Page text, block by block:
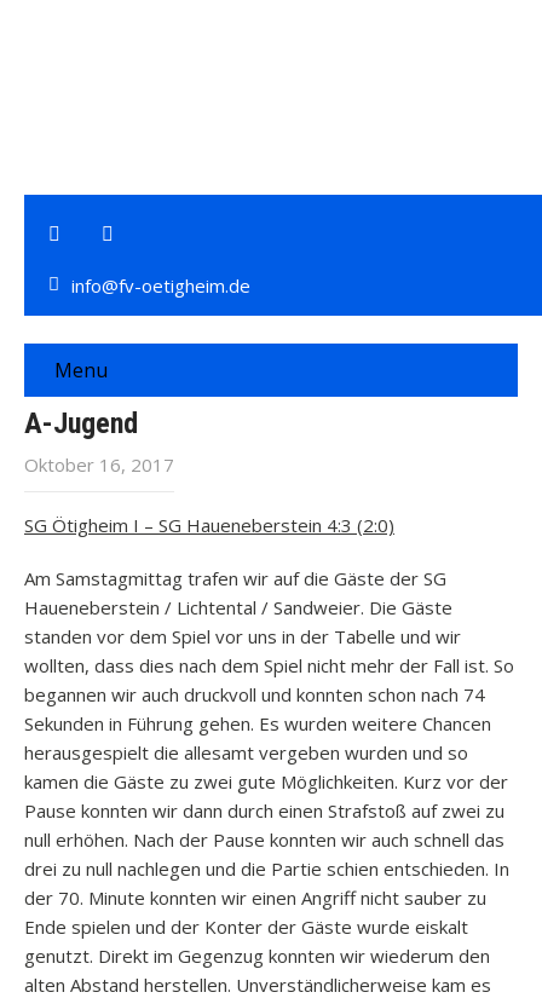
info@fv-oetigheim.de
Menu
A-Jugend
Oktober 16, 2017
SG Ötigheim I – SG Haueneberstein 4:3 (2:0)
Am Samstagmittag trafen wir auf die Gäste der SG
Haueneberstein / Lichtental / Sandweier. Die Gäste
standen vor dem Spiel vor uns in der Tabelle und wir
wollten, dass dies nach dem Spiel nicht mehr der Fall ist. So
begannen wir auch druckvoll und konnten schon nach 74
Sekunden in Führung gehen. Es wurden weitere Chancen
herausgespielt die allesamt vergeben wurden und so
kamen die Gäste zu zwei gute Möglichkeiten. Kurz vor der
Pause konnten wir dann durch einen Strafstoß auf zwei zu
null erhöhen. Nach der Pause konnten wir auch schnell das
drei zu null nachlegen und die Partie schien entschieden. In
der 70. Minute konnten wir einen Angriff nicht sauber zu
Ende spielen und der Konter der Gäste wurde eiskalt
genutzt. Direkt im Gegenzug konnten wir wiederum den
alten Abstand herstellen. Unverständlicherweise kam es